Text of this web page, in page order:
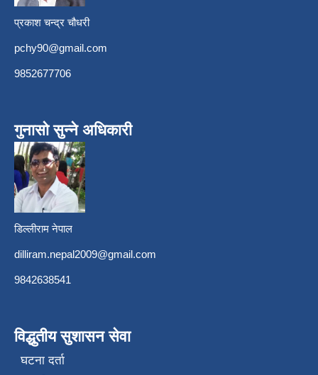
प्रकाश चन्द्र चौधरी
pchy90@gmail.com
9852677706
गुनासो सुन्ने अधिकारी
डिल्लीराम नेपाल
dilliram.nepal2009@gmail.com
9842638541
विद्धुतीय सुशासन सेवा
घटना दर्ता